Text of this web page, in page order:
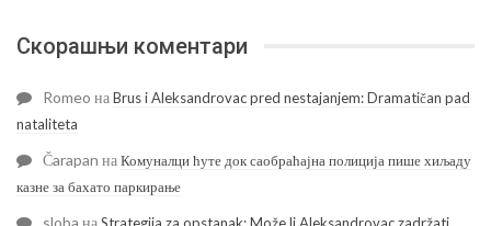
Скорашњи коментари
Romeo наBrus i Aleksandrovac pred nestajanjem: Dramatičan pad
nataliteta
Čarapan наКомуналци ћуте док саобраћајна полиција пише хиљаду
казне за бахато паркирање